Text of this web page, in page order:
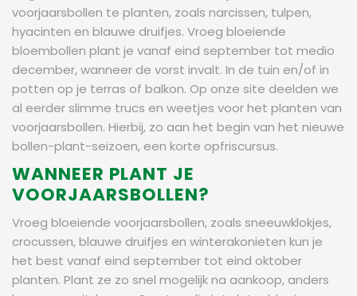
voorjaarsbollen te planten, zoals narcissen, tulpen,
hyacinten en blauwe druifjes. Vroeg bloeiende
bloembollen plant je vanaf eind september tot medio
december, wanneer de vorst invalt. In de tuin en/of in
potten op je terras of balkon. Op onze site deelden we
al eerder slimme trucs en weetjes voor het planten van
voorjaarsbollen. Hierbij, zo aan het begin van het nieuwe
bollen-plant-seizoen, een korte opfriscursus.
WANNEER PLANT JE
VOORJAARSBOLLEN?
Vroeg bloeiende voorjaarsbollen, zoals sneeuwklokjes,
crocussen, blauwe druifjes en winterakonieten kun je
het best vanaf eind september tot eind oktober
planten. Plant ze zo snel mogelijk na aankoop, anders